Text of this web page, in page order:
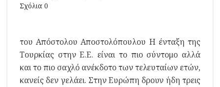
Σχόλια 0
του Απόστολου Αποστολόπουλου Η ένταξη της
Τουρκίας στην Ε.Ε. είναι το πιο σύντομο αλλά
και το πιο σαχλό ανέκδοτο των τελευταίων ετών,
κανείς δεν γελάει. Στην Ευρώπη δρουν ήδη τρεις